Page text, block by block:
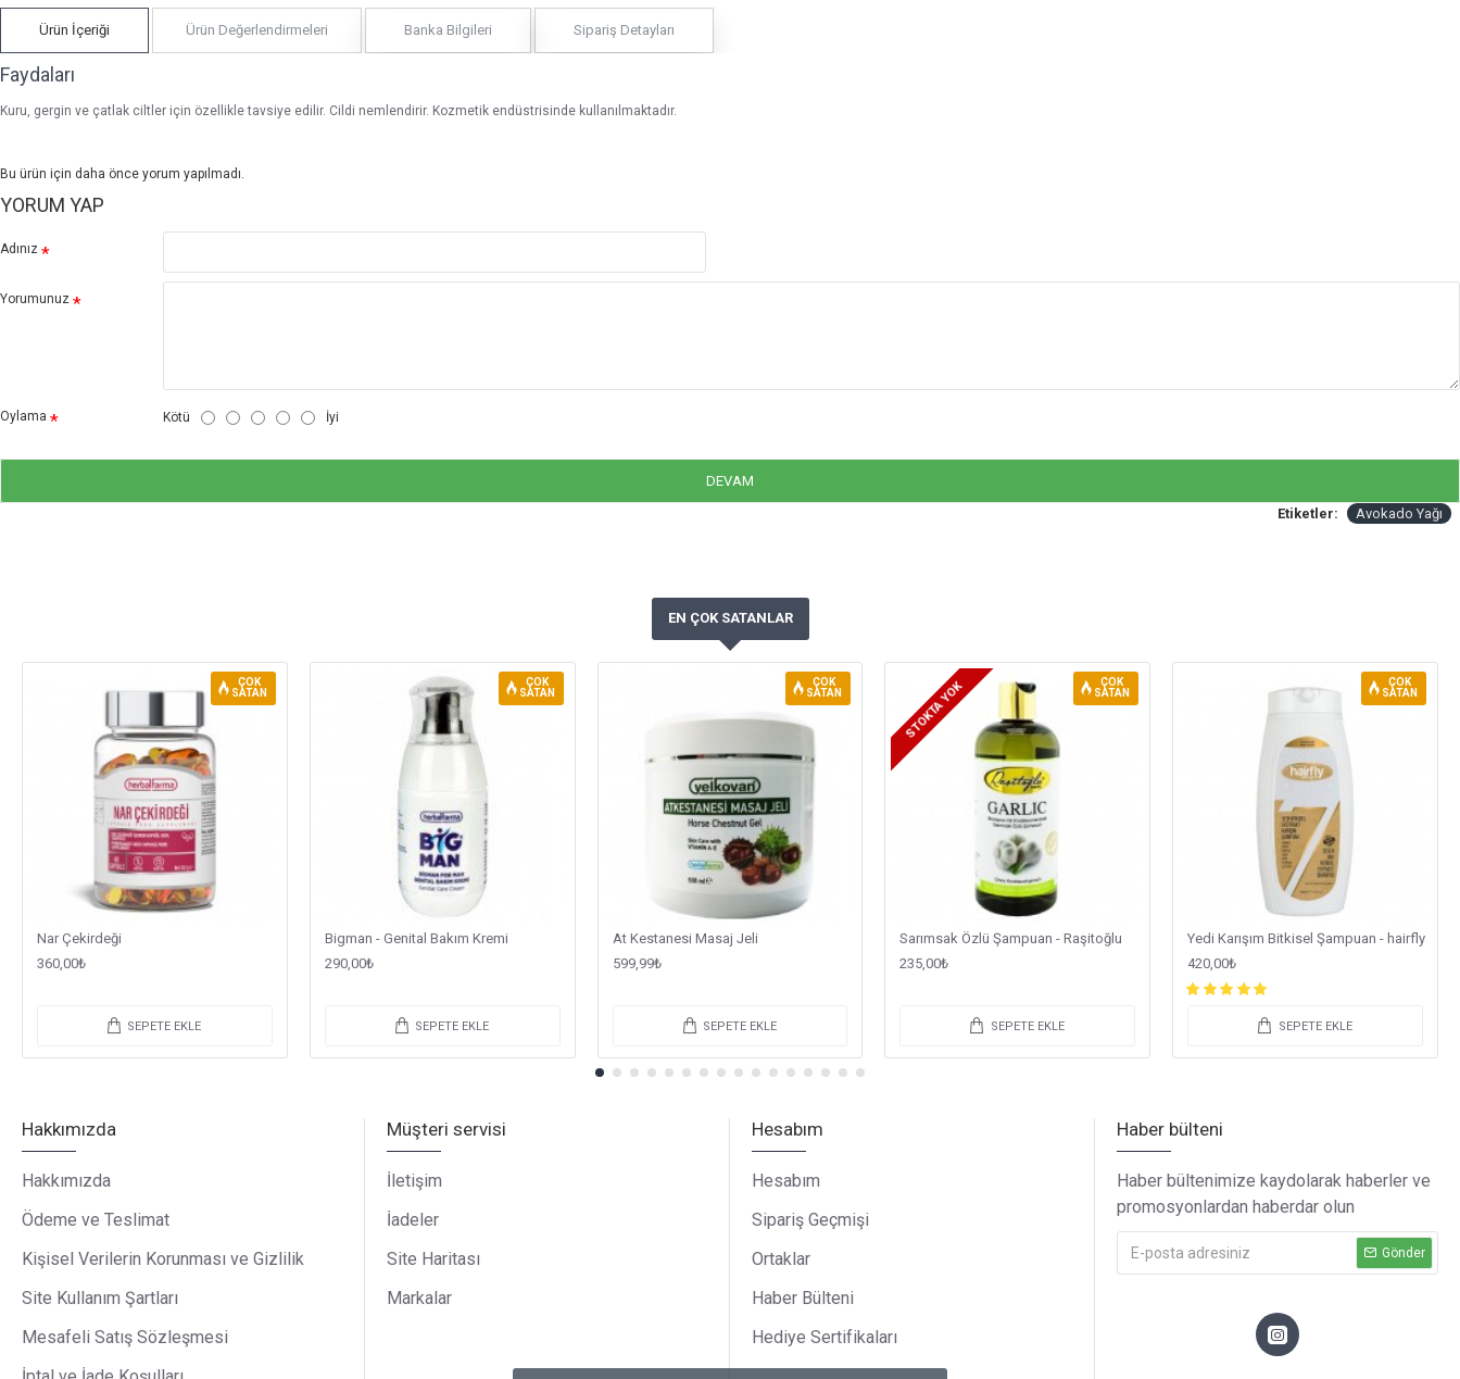
Bu ürün için daha önce yorum yapılmadı.
YORUM YAP
Adınız
Yorumunuz
Oylama Kötü İyi
DEVAM
Ürün İçeriği Ürün Değerlendirmeleri Banka Bilgileri Sipariş Detayları
Faydaları
Kuru, gergin ve çatlak ciltler için özellikle tavsiye edilir. Cildi nemlendirir. Kozmetik endüstrisinde kullanılmaktadır.
Etiketler: Avokado Yağı
EN ÇOK SATANLAR
ÇOK
SATAN
Nar Çekirdeği
360,00₺
SEPETE EKLE
ÇOK
SATAN
Bigman - Genital Bakım Kremi
290,00₺
SEPETE EKLE
ÇOK
SATAN
At Kestanesi Masaj Jeli
599,99₺
SEPETE EKLE
ÇOK
SATAN
STOKTA YOK
Sarımsak Özlü Şampuan - Raşitoğlu
235,00₺
SEPETE EKLE
ÇOK
SATAN
Yedi Karışım Bitkisel Şampuan - hairfly
420,00₺
SEPETE EKLE
Hakkımızda
Hakkımızda
Ödeme ve Teslimat
Kişisel Verilerin Korunması ve Gizlilik
Site Kullanım Şartları
Mesafeli Satış Sözleşmesi
Müşteri servisi
İletişim
İadeler
Site Haritası
Markalar
Hesabım
Hesabım
Sipariş Geçmişi
Ortaklar
Haber Bülteni
Hediye Sertifikaları
Haber bülteni
Haber bültenimize kaydolarak haberler ve
promosyonlardan haberdar olun
Gönder